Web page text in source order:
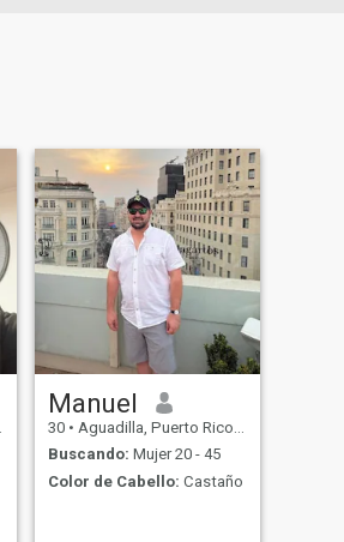
Manuel
30 • Aguadilla, Puerto Rico, Puerto Rico
Buscando: Mujer 20 - 45
Color de Cabello: Castaño